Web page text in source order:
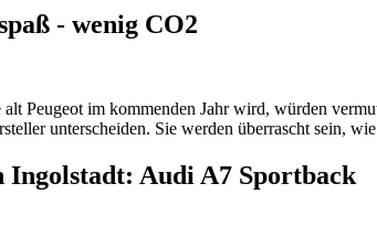
- wenig CO2
Peugeot im kommenden Jahr wird, würden
unterscheiden. Sie werden überrascht sein,
Ingolstadt: Audi A7 Sportback